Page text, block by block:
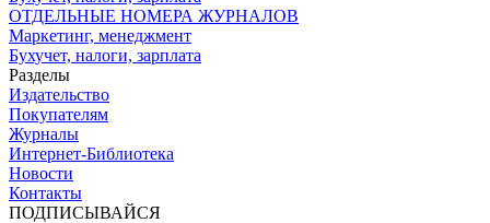
ОТДЕЛЬНЫЕ НОМЕРА ЖУРНАЛОВ
Маркетинг, менеджмент
Бухучет, налоги, зарплата
Разделы
Издательство
Покупателям
Журналы
Интернет-Библиотека
Новости
Контакты
ПОДПИСЫВАЙСЯ